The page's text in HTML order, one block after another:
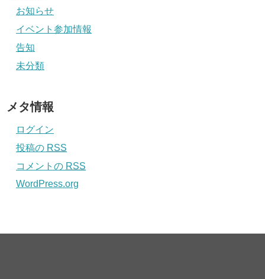
お知らせ
イベント参加情報
告知
未分類
メタ情報
ログイン
投稿の RSS
コメントの RSS
WordPress.org